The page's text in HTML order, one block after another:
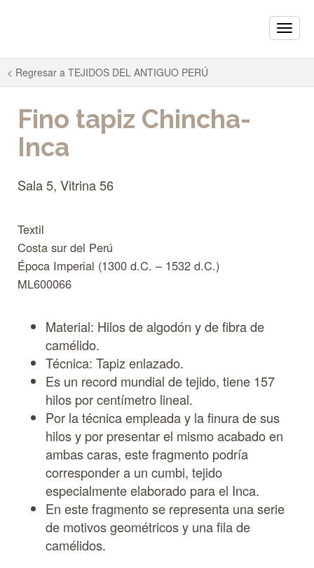
Toggle
< Regresar a TEJIDOS DEL ANTIGUO PERÚ
Fino tapiz Chincha-
Inca
Sala 5, Vitrina 56
Textil
Costa sur del Perú
Época Imperial (1300 d.C. – 1532 d.C.)
ML600066
Material: Hilos de algodón y de fibra de
camélido.
Técnica: Tapiz enlazado.
Es un record mundial de tejido, tiene 157
hilos por centímetro lineal.
Por la técnica empleada y la finura de sus
hilos y por presentar el mismo acabado en
ambas caras, este fragmento podría
corresponder a un cumbi, tejido
especialmente elaborado para el Inca.
En este fragmento se representa una serie
de motivos geométricos y una fila de
camélidos.